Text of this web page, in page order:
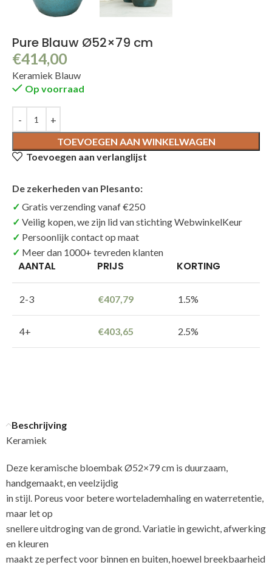
Pure Blauw Ø52×79 cm
€414,00
Keramiek Blauw
Op voorraad
TOEVOEGEN AAN WINKELWAGEN
Toevoegen aan verlanglijst
De zekerheden van Plesanto:
Gratis verzending vanaf €250
Veilig kopen, we zijn lid van stichting WebwinkelKeur
Persoonlijk contact op maat
Meer dan 1000+ tevreden klanten
AANTAL PRIJS KORTING
2-3 €407,79 1.5%
4+ €403,65 2.5%
Beschrijving
Keramiek
Deze keramische bloembak Ø52×79 cm is duurzaam,
handgemaakt, en veelzijdig
in stijl. Poreus voor betere wortelademhaling en waterretentie,
maar let op
snellere uitdroging van de grond. Variatie in gewicht, afwerking
en kleuren
maakt ze perfect voor binnen en buiten, hoewel breekbaarheid